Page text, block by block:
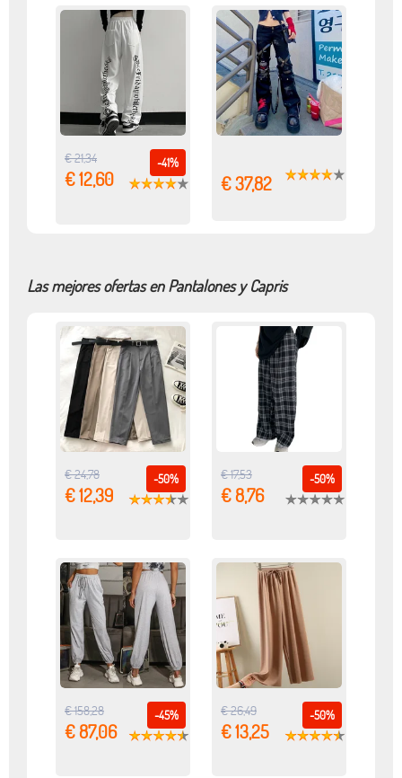
-41%
€ 21,34
€ 12,60 € 37,82
Las mejores ofertas en Pantalones y Capris
-50%
€ 24,78
€ 12,39
-50%
€ 17,53
€ 8,76
-45%
€ 158,28
€ 87,06
-50%
€ 26,49
€ 13,25